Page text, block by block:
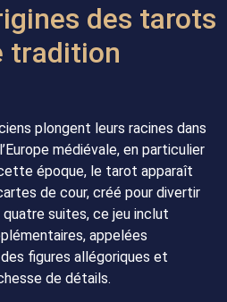
des tarots
tradition
plongent leurs racines dans
médiévale, en particulier
époque, le tarot apparaît
de cour, créé pour divertir
suites, ce jeu inclut
appelées
figures allégoriques et
de détails.